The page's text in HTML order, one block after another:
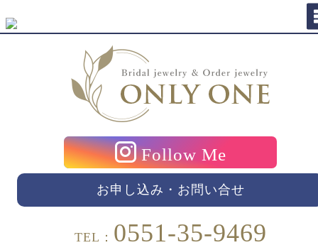
Follow Me
お申し込み・お問い合せ
TEL： 0551-35-9469